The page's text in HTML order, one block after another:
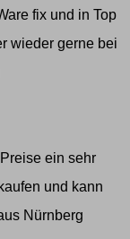
fix und in Top
wieder gerne bei
ein sehr
und kann
Nürnberg